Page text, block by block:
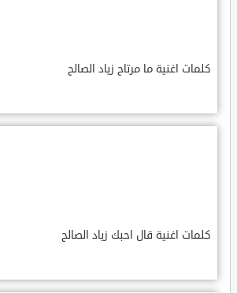
كلمات اغنية ما مرتاح زياد الصالح
كلمات اغنية قال احبك زياد الصالح